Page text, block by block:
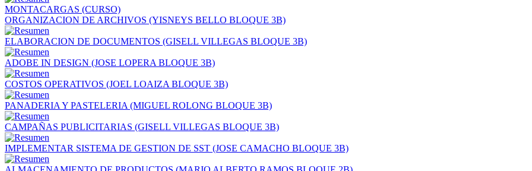
MONTACARGAS (CURSO)
ORGANIZACION DE ARCHIVOS (YISNEYS BELLO BLOQUE 3B)
ELABORACION DE DOCUMENTOS (GISELL VILLEGAS BLOQUE 3B)
ADOBE IN DESIGN (JOSE LOPERA BLOQUE 3B)
COSTOS OPERATIVOS (JOEL LOAIZA BLOQUE 3B)
PANADERIA Y PASTELERIA (MIGUEL ROLONG BLOQUE 3B)
CAMPAÑAS PUBLICITARIAS (GISELL VILLEGAS BLOQUE 3B)
IMPLEMENTAR SISTEMA DE GESTION DE SST (JOSE CAMACHO BLOQUE 3B)